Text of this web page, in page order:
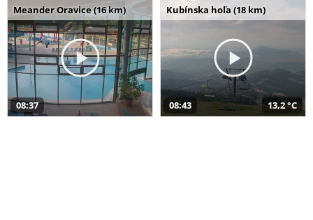
Meander Oravice (16 km)
08:37
Kubínska hoľa (18 km)
08:43 13,2 °C